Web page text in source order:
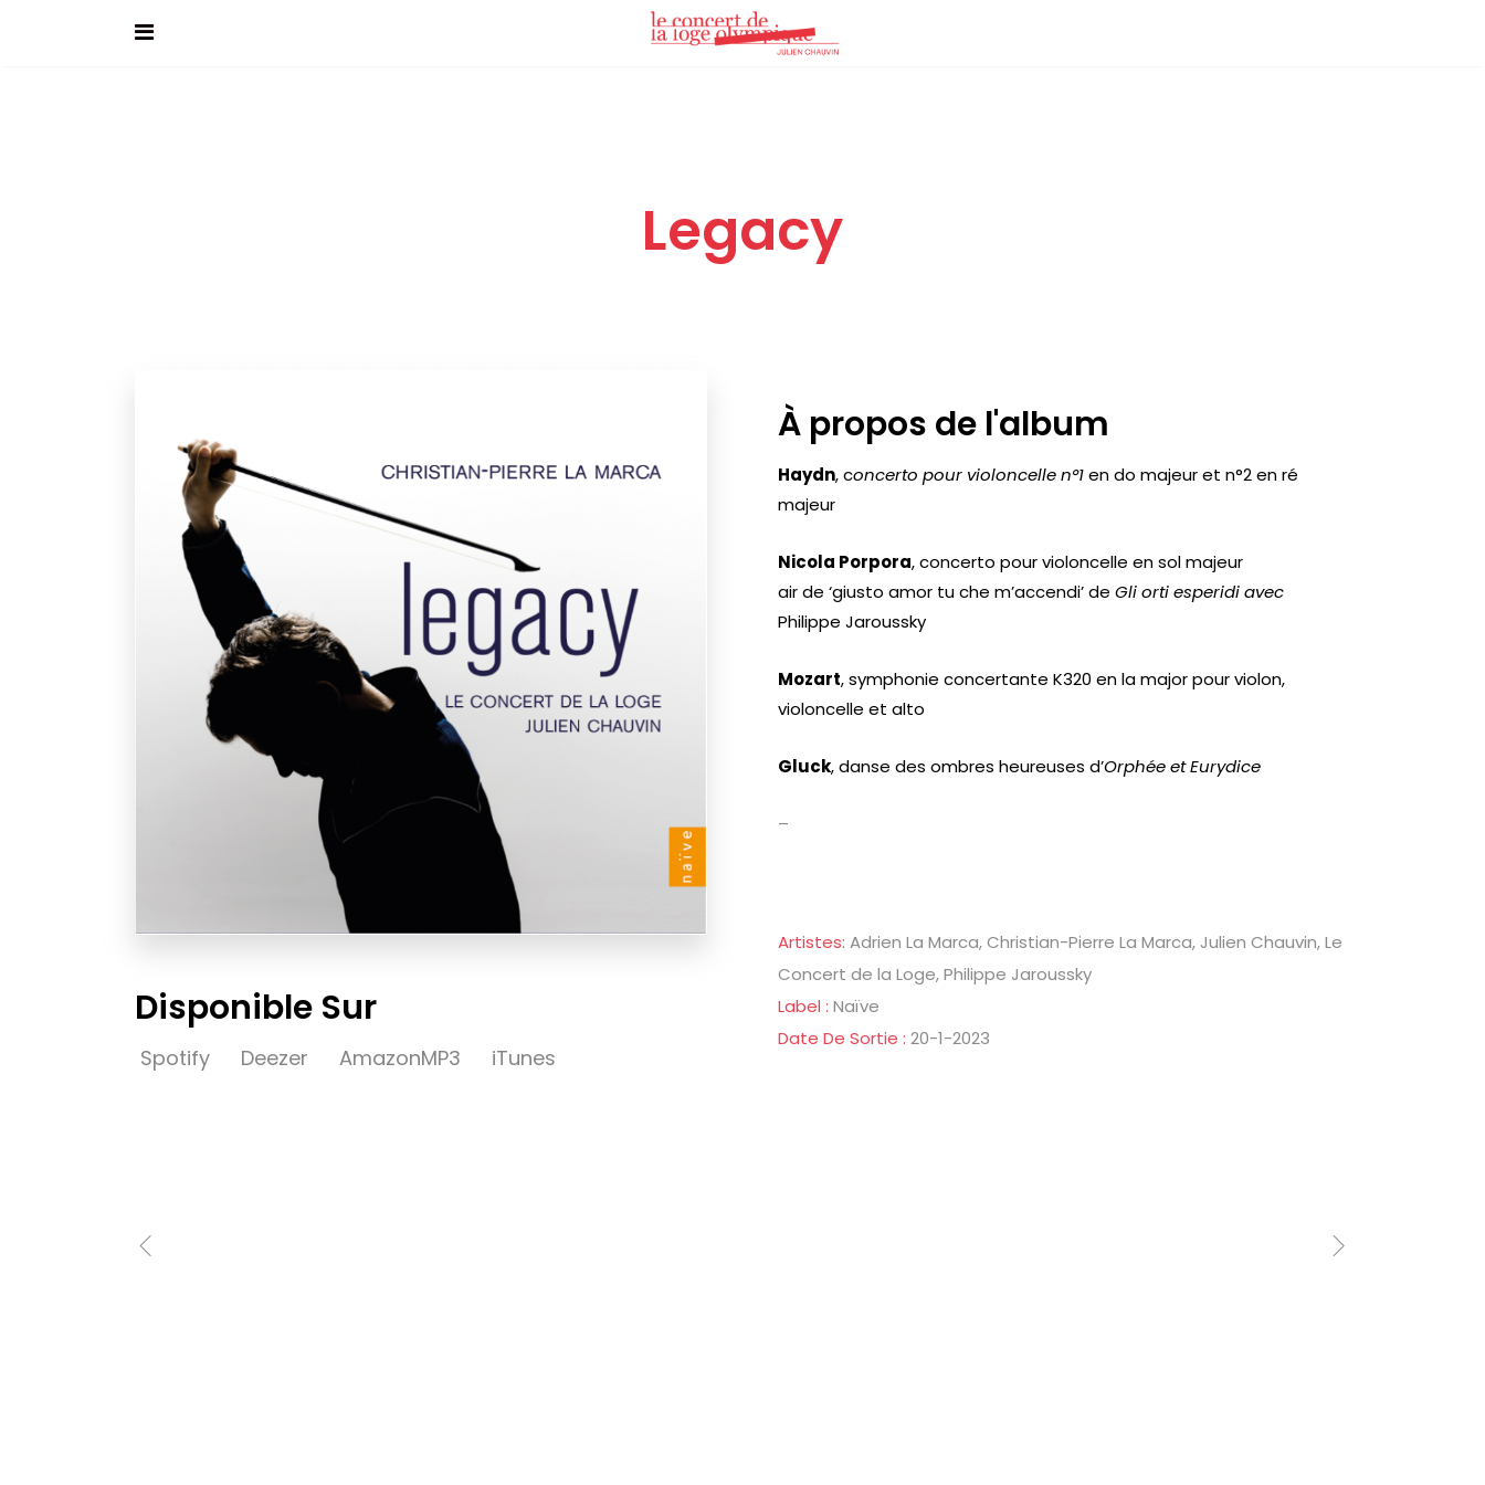
Legacy
Disponible Sur
Spotify Deezer AmazonMP3 iTunes
À propos de l'album
Haydn, concerto pour violoncelle n°1en do majeur et n°2 en ré
majeur
Nicola Porpora, concerto pour violoncelle en sol majeur
air de ‘giusto amor tu che m’accendi’ de Gli orti esperidi avec
Philippe Jaroussky
Mozart, symphonie concertante K320 en la major pour violon,
violoncelle et alto
Gluck, danse des ombres heureuses d’Orphée et Eurydice
–
Artistes: Adrien La Marca, Christian-Pierre La Marca, Julien Chauvin, Le
Concert de la Loge, Philippe Jaroussky
Label : Naïve
Date De Sortie : 20-1-2023